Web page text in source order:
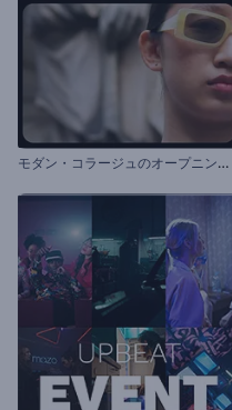
モ
ダン・コラージュのオープニング動画